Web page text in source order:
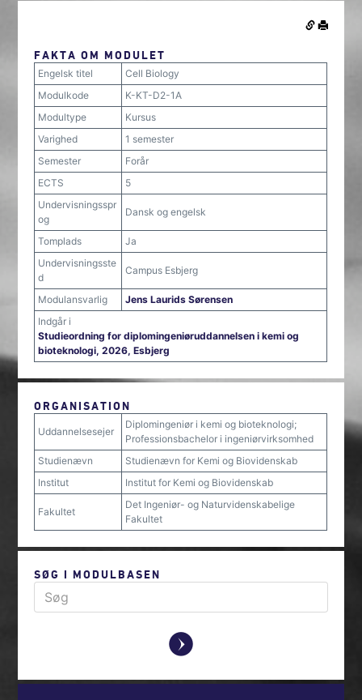
FAKTA OM MODULET
Engelsk titel
Cell Biology
Modulkode
K-KT-D2-1A
Modultype
Kursus
Varighed
1 semester
Semester
Forår
ECTS
5
Undervisningsspr
og
Dansk og engelsk
Tomplads
Ja
Undervisningsste
d
Campus Esbjerg
Modulansvarlig
Jens Laurids Sørensen
Indgår i
Studieordning for diplomingeniøruddannelsen i kemi og
bioteknologi, 2026, Esbjerg
ORGANISATION
Uddannelsesejer
Diplomingeniør i kemi og bioteknologi;
Professionsbachelor i ingeniørvirksomhed
Studienævn
Studienævn for Kemi og Biovidenskab
Institut
Institut for Kemi og Biovidenskab
Fakultet
Det Ingeniør- og Naturvidenskabelige
Fakultet
SØG I MODULBASEN
y